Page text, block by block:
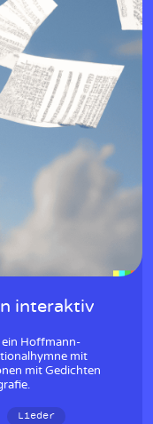
interaktiv
ein Hoffmann-
mit
mit Gedichten
Lieder